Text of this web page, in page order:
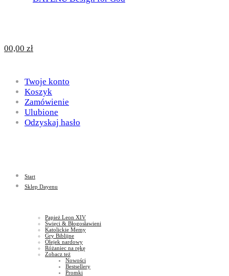
for
God
DAYENU
Design
God
00,00 zł
Twoje konto
Koszyk
Zamówienie
Ulubione
Odzyskaj hasło
Start
Sklep Dayenu
Papież Leon XIV
Święci & Błogosławieni
Katolickie Memy
Gry Biblijne
Olejek nardowy
Różaniec na rękę
Zobacz też
Nowości
Bestsellery
Promki